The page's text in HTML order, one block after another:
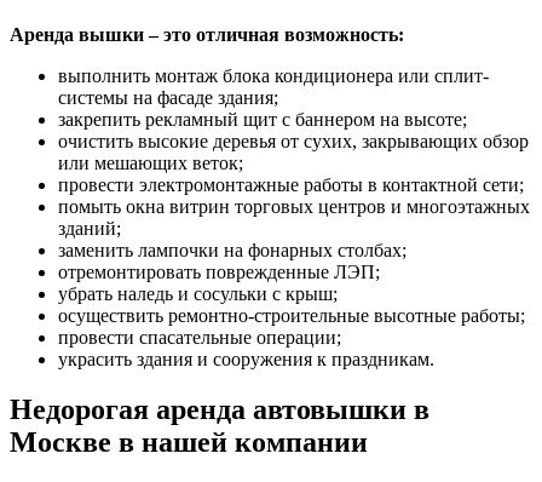
Аренда вышки – это отличная возможность:
выполнить монтаж блока кондиционера или сплит-
системы на фасаде здания;
закрепить рекламный щит с баннером на высоте;
очистить высокие деревья от сухих, закрывающих обзор
или мешающих веток;
провести электромонтажные работы в контактной сети;
помыть окна витрин торговых центров и многоэтажных
зданий;
заменить лампочки на фонарных столбах;
отремонтировать поврежденные ЛЭП;
убрать наледь и сосульки с крыш;
осуществить ремонтно-строительные высотные работы;
провести спасательные операции;
украсить здания и сооружения к праздникам.
Недорогая аренда автовышки в
Москве в нашей компании